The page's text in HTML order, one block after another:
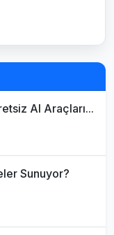
AI Araçları...
Sunuyor?